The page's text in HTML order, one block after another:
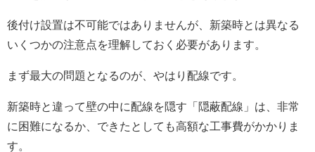
後付け設置は不可能ではありませんが、新築時とは異なる
いくつかの注意点を理解しておく必要があります。
まず最大の問題となるのが、やはり配線です。
新築時と違って壁の中に配線を隠す「隠蔽配線」は、非常
に困難になるか、できたとしても高額な工事費がかかりま
す。